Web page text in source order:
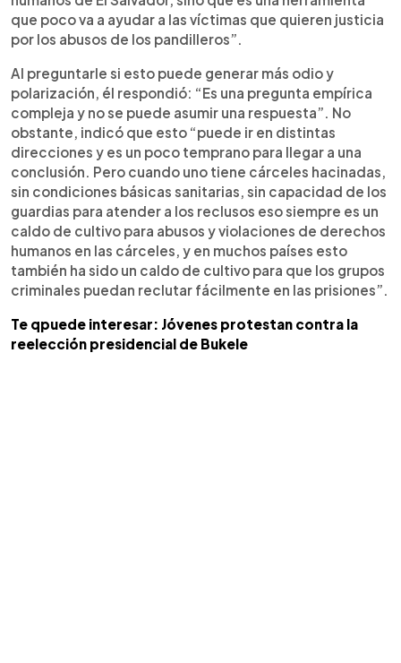
que poco va a ayudar a las víctimas que quieren justicia
por los abusos de los pandilleros”.
Al preguntarle si esto puede generar más odio y
polarización, él respondió: “Es una pregunta empírica
compleja y no se puede asumir una respuesta”. No
obstante, indicó que esto “puede ir en distintas
direcciones y es un poco temprano para llegar a una
conclusión. Pero cuando uno tiene cárceles hacinadas,
sin condiciones básicas sanitarias, sin capacidad de los
guardias para atender a los reclusos eso siempre es un
caldo de cultivo para abusos y violaciones de derechos
humanos en las cárceles, y en muchos países esto
también ha sido un caldo de cultivo para que los grupos
criminales puedan reclutar fácilmente en las prisiones”.
Te qpuede interesar: Jóvenes protestan contra la
reelección presidencial de Bukele